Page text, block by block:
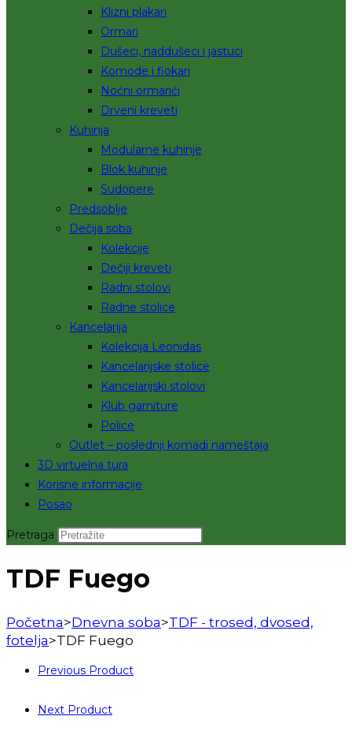
Klizni plakari
Ormari
Dušeci, naddušeci i jastuci
Komode i fiokari
Noćni ormarići
Drveni kreveti
Kuhinja
Modularne kuhinje
Blok kuhinje
Sudopere
Predsoblje
Dečija soba
Kolekcije
Dečiji kreveti
Radni stolovi
Radne stolice
Kancelarija
Kolekcija Leonidas
Kancelarijske stolice
Kancelarijski stolovi
Klub garniture
Police
Outlet – poslednji komadi nameštaja
3D virtuelna tura
Korisne informacije
Posao
Pretraga
TDF Fuego
Početna>Dnevna soba>TDF - trosed, dvosed,
fotelja>TDF Fuego
Previous Product
Next Product